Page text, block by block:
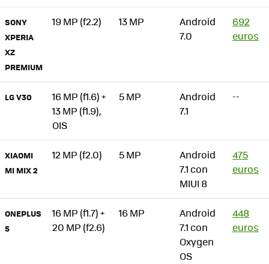
SONY
XPERIA
XZ
PREMIUM
19 MP (f2.2) 13 MP
Android
7.0
692
euros
LG V30
16 MP (f1.6) +
13 MP (f1.9),
OIS
5 MP
Android
7.1
--
XIAOMI
MI MIX 2
12 MP (f2.0) 5 MP
Android
7.1 con
MIUI 8
475
euros
ONEPLUS
5
16 MP (f1.7) +
20 MP (f2.6)
16 MP
Android
7.1 con
Oxygen
OS
448
euros